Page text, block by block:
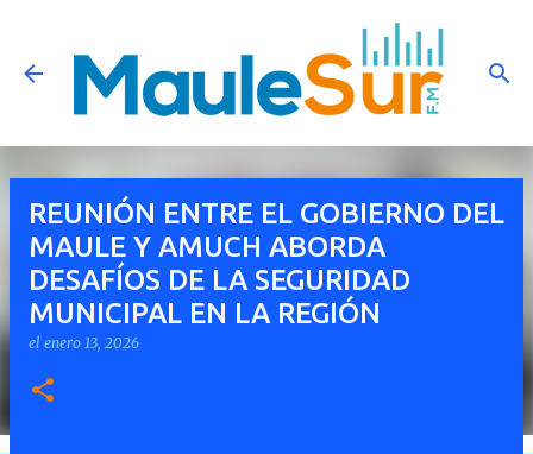
Ir al contenido principal
REUNIÓN ENTRE EL GOBIERNO DEL
MAULE Y AMUCH ABORDA
DESAFÍOS DE LA SEGURIDAD
MUNICIPAL EN LA REGIÓN
el enero 13, 2026